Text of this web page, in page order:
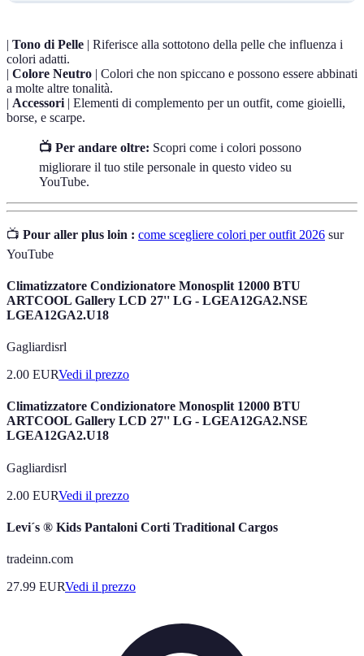
| Tono di Pelle | Riferisce alla sottotono della pelle che influenza i
colori adatti.
| Colore Neutro | Colori che non spiccano e possono essere abbinati
a molte altre tonalità.
| Accessori | Elementi di complemento per un outfit, come gioielli,
borse, e scarpe.
📺 Per andare oltre: Scopri come i colori possono
migliorare il tuo stile personale in questo video su
YouTube.
📺 Pour aller plus loin : come scegliere colori per outfit 2026 sur
YouTube
Climatizzatore Condizionatore Monosplit 12000 BTU
ARTCOOL Gallery LCD 27'' LG - LGEA12GA2.NSE
LGEA12GA2.U18
Gagliardisrl
2.00 EURVedi il prezzo
Climatizzatore Condizionatore Monosplit 12000 BTU
ARTCOOL Gallery LCD 27'' LG - LGEA12GA2.NSE
LGEA12GA2.U18
Gagliardisrl
2.00 EURVedi il prezzo
Levi´s ® Kids Pantaloni Corti Traditional Cargos
tradeinn.com
27.99 EURVedi il prezzo